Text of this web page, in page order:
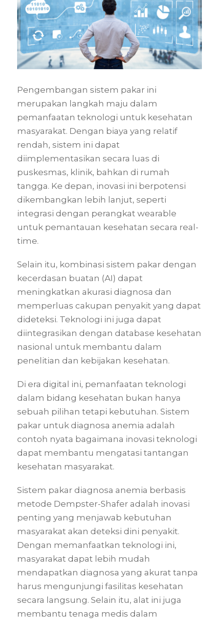
Pengembangan sistem pakar ini
merupakan langkah maju dalam
pemanfaatan teknologi untuk kesehatan
masyarakat. Dengan biaya yang relatif
rendah, sistem ini dapat
diimplementasikan secara luas di
puskesmas, klinik, bahkan di rumah
tangga. Ke depan, inovasi ini berpotensi
dikembangkan lebih lanjut, seperti
integrasi dengan perangkat wearable
untuk pemantauan kesehatan secara real-
time.
Selain itu, kombinasi sistem pakar dengan
kecerdasan buatan (AI) dapat
meningkatkan akurasi diagnosa dan
memperluas cakupan penyakit yang dapat
dideteksi. Teknologi ini juga dapat
diintegrasikan dengan database kesehatan
nasional untuk membantu dalam
penelitian dan kebijakan kesehatan.
Di era digital ini, pemanfaatan teknologi
dalam bidang kesehatan bukan hanya
sebuah pilihan tetapi kebutuhan. Sistem
pakar untuk diagnosa anemia adalah
contoh nyata bagaimana inovasi teknologi
dapat membantu mengatasi tantangan
kesehatan masyarakat.
Sistem pakar diagnosa anemia berbasis
metode Dempster-Shafer adalah inovasi
penting yang menjawab kebutuhan
masyarakat akan deteksi dini penyakit.
Dengan memanfaatkan teknologi ini,
masyarakat dapat lebih mudah
mendapatkan diagnosa yang akurat tanpa
harus mengunjungi fasilitas kesehatan
secara langsung. Selain itu, alat ini juga
membantu tenaga medis dalam